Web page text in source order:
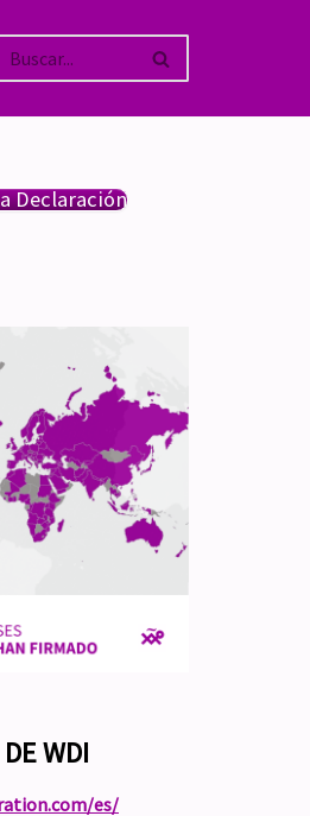
Declaración
WDI
es/